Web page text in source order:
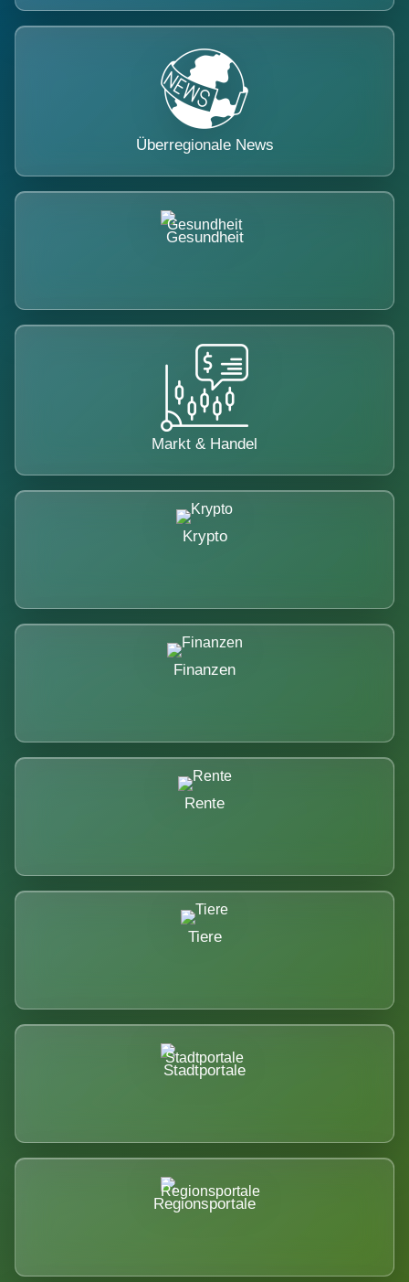
Überregionale News
Gesundheit
Markt & Handel
Krypto
Finanzen
Rente
Tiere
Stadtportale
Regionsportale